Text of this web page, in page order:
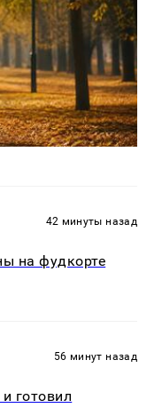
42 минуты назад
на фудкорте
56 минут назад
готовил